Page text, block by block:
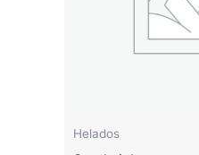
Helados